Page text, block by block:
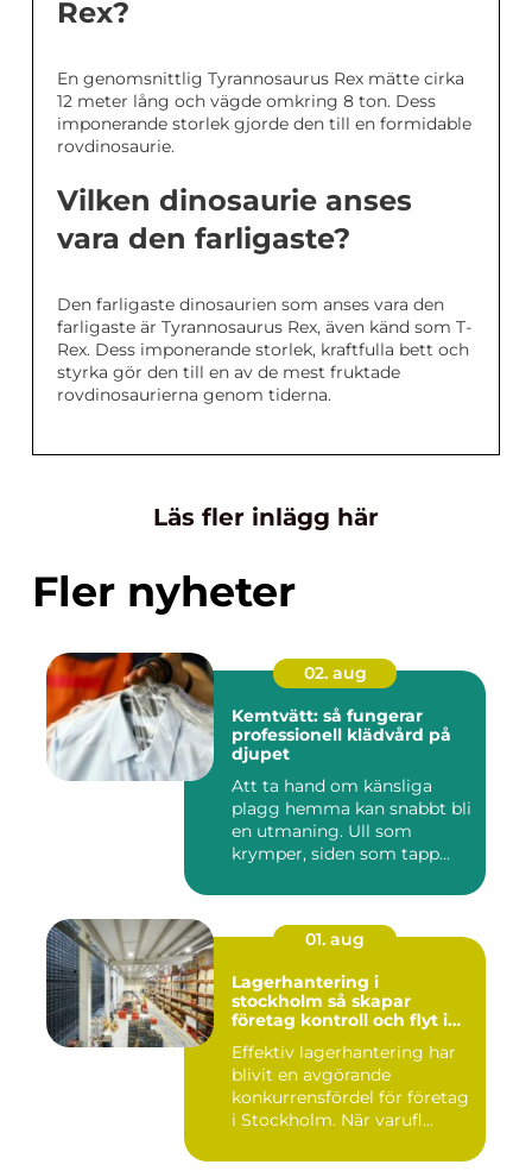
Rex?
En genomsnittlig Tyrannosaurus Rex mätte cirka
12 meter lång och vägde omkring 8 ton. Dess
imponerande storlek gjorde den till en formidable
rovdinosaurie.
Vilken dinosaurie anses
vara den farligaste?
Den farligaste dinosaurien som anses vara den
farligaste är Tyrannosaurus Rex, även känd som T-
Rex. Dess imponerande storlek, kraftfulla bett och
styrka gör den till en av de mest fruktade
rovdinosaurierna genom tiderna.
Läs fler inlägg här
Fler nyheter
02. aug
Kemtvätt: så fungerar
professionell klädvård på
djupet
Att ta hand om känsliga
plagg hemma kan snabbt bli
en utmaning. Ull som
krymper, siden som tapp...
01. aug
Lagerhantering i
stockholm så skapar
företag kontroll och flyt i
Effektiv lagerhantering har
blivit en avgörande
konkurrensfördel för företag
i Stockholm. När varufl...